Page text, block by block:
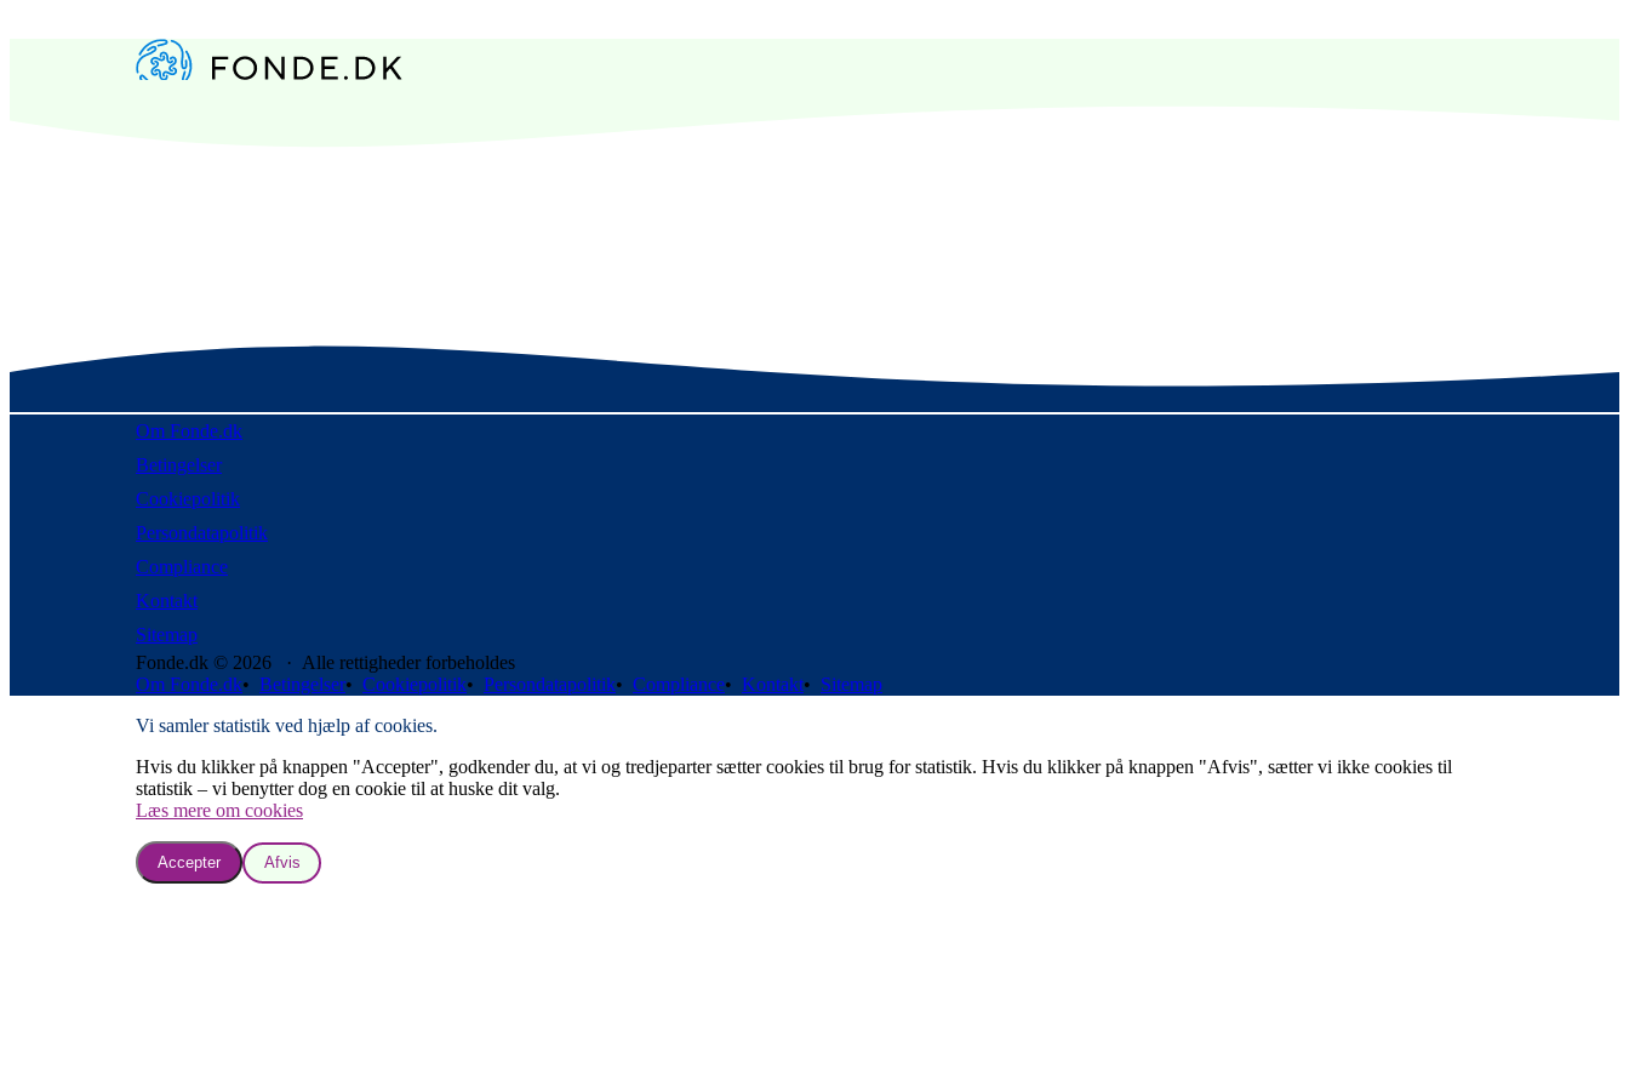
Om Fonde.dk
Betingelser
Cookiepolitik
Persondatapolitik
Compliance
Kontakt
Sitemap
Fonde.dk © 2026 · Alle rettigheder forbeholdes
Om Fonde.dk• Betingelser• Cookiepolitik• Persondatapolitik• Compliance• Kontakt• Sitemap
Vi samler statistik ved hjælp af cookies.
Hvis du klikker på knappen "Accepter", godkender du, at vi og tredjeparter sætter cookies til brug for statistik. Hvis du klikker på knappen "Afvis", sætter vi ikke cookies til
statistik – vi benytter dog en cookie til at huske dit valg.
Læs mere om cookies
Accepter Afvis